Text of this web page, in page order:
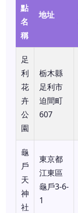
點
名
稱
地址
足
利
花
卉
公
園
栃木縣
足利市
迫間町
607
龜
戶
天
神
社
東京都
江東區
龜戶3-6-
1